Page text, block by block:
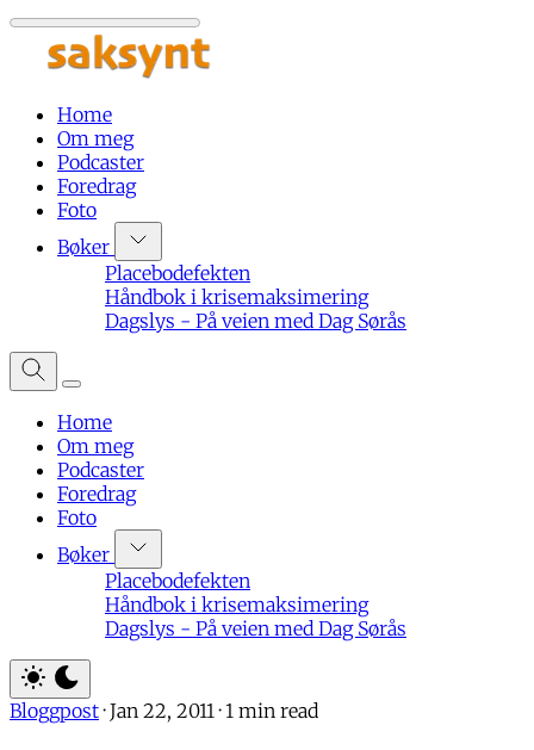
Home
Om meg
Podcaster
Foredrag
Foto
Bøker
Placebodefekten
Håndbok i krisemaksimering
Dagslys - På veien med Dag Sørås
Home
Om meg
Podcaster
Foredrag
Foto
Bøker
Placebodefekten
Håndbok i krisemaksimering
Dagslys - På veien med Dag Sørås
Bloggpost · Jan 22, 2011 · 1 min read